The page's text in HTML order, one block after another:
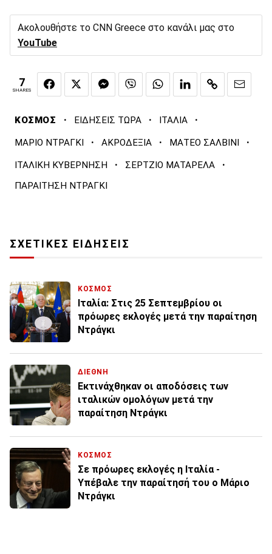
Ακολουθήστε το CNN Greece στο κανάλι μας στο
YouTube
7
SHARES
ΚΟΣΜΟΣ · ΕΙΔΗΣΕΙΣ ΤΩΡΑ · ΙΤΑΛΙΑ ·
ΜΑΡΙΟ ΝΤΡΑΓΚΙ · ΑΚΡΟΔΕΞΙΑ · ΜΑΤΕΟ ΣΑΛΒΙΝΙ ·
ΙΤΑΛΙΚΗ ΚΥΒΕΡΝΗΣΗ · ΣΕΡΤΖΙΟ ΜΑΤΑΡΕΛΑ ·
ΠΑΡΑΙΤΗΣΗ ΝΤΡΑΓΚΙ
ΣΧΕΤΙΚΕΣ ΕΙΔΗΣΕΙΣ
ΚΟΣΜΟΣ
Ιταλία: Στις 25 Σεπτεμβρίου οι
πρόωρες εκλογές μετά την παραίτηση
Ντράγκι
ΔΙΕΘΝΗ
Εκτινάχθηκαν οι αποδόσεις των
ιταλικών ομολόγων μετά την
παραίτηση Ντράγκι
ΚΟΣΜΟΣ
Σε πρόωρες εκλογές η Ιταλία -
Υπέβαλε την παραίτησή του ο Μάριο
Ντράγκι